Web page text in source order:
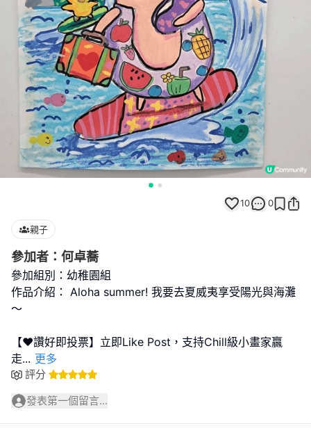
10 0
親子
參加者：何卓蕎
參加組別：幼稚園組
作品介紹： Aloha summer! 我要去夏威夷享受陽光與海灘
～
【❤️讚好即投票】立即Like Post，支持Chill級小畫家贏
走... 更多
評分
發表第一個留言...